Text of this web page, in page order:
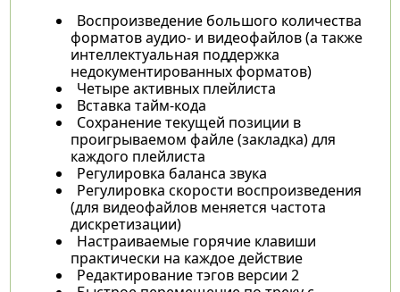
Воспроизведение большого количества
форматов аудио- и видеофайлов (а также
интеллектуальная поддержка
недокументированных форматов)
Четыре активных плейлиста
Вставка тайм-кода
Сохранение текущей позиции в
проигрываемом файле (закладка) для
каждого плейлиста
Регулировка баланса звука
Регулировка скорости воспроизведения
(для видеофайлов меняется частота
дискретизации)
Настраиваемые горячие клавиши
практически на каждое действие
Редактирование тэгов версии 2